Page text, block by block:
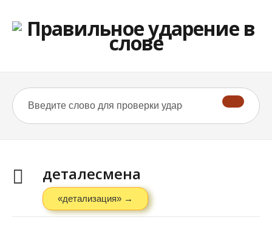
деталесмена
«детализация» →